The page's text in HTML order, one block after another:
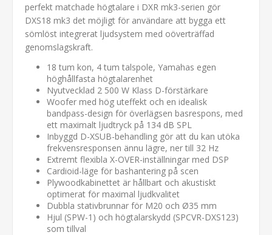
perfekt matchade högtalare i DXR mk3-serien gör
DXS18 mk3 det möjligt för användare att bygga ett
sömlöst integrerat ljudsystem med oöverträffad
genomslagskraft.
18 tum kon, 4 tum talspole, Yamahas egen
höghållfasta högtalarenhet
Nyutvecklad 2 500 W Klass D-förstärkare
Woofer med hög uteffekt och en idealisk
bandpass-design för överlägsen basrespons, med
ett maximalt ljudtryck på 134 dB SPL
Inbyggd D-XSUB-behandling gör att du kan utöka
frekvensresponsen ännu lägre, ner till 32 Hz
Extremt flexibla X-OVER-inställningar med DSP
Cardioid-läge för bashantering på scen
Plywoodkabinettet är hållbart och akustiskt
optimerat för maximal ljudkvalitet
Dubbla stativbrunnar för M20 och Ø35 mm
Hjul (SPW-1) och högtalarskydd (SPCVR-DXS123)
som tillval